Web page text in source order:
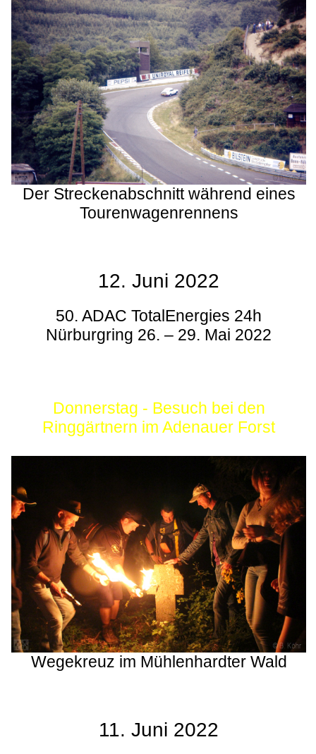
Der Streckenabschnitt während eines
Tourenwagenrennens
12. Juni 2022
50. ADAC TotalEnergies 24h
Nürburgring 26. – 29. Mai 2022
Donnerstag - Besuch bei den
Ringgärtnern im Adenauer Forst
Wegekreuz im Mühlenhardter Wald
11. Juni 2022